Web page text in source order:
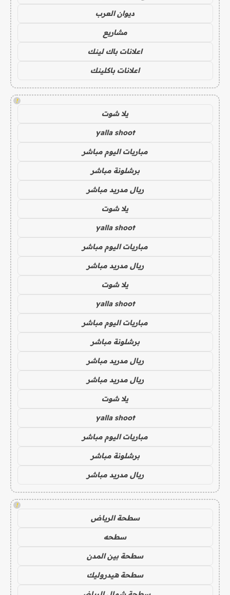
ديوان العرب
مشاريع
اعلانات باك لينك
اعلانات باكلينك
!
يلا شوت
yalla shoot
مباريات اليوم مباشر
برشلونة مباشر
ريال مدريد مباشر
يلا شوت
yalla shoot
مباريات اليوم مباشر
ريال مدريد مباشر
يلا شوت
yalla shoot
مباريات اليوم مباشر
برشلونة مباشر
ريال مدريد مباشر
ريال مدريد مباشر
يلا شوت
yalla shoot
مباريات اليوم مباشر
برشلونة مباشر
ريال مدريد مباشر
!
سطحة الرياض
سطحه
سطحة بين المدن
سطحة هيدروليك